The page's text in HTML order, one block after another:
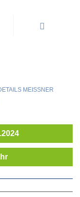
MEISSNER V